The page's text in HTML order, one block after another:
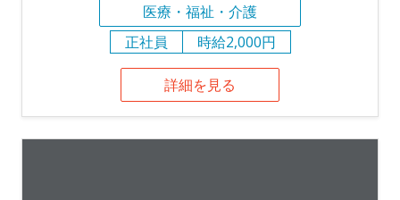
医療・福祉・介護
正社員
時給2,000円
詳細を見る